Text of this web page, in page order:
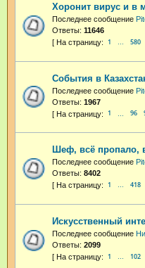
Хоронит вирус и в
Последнее сообщение
Ответы: 11646
1 … 580
События в
Последнее сообщение
Ответы: 1967
1 96
Шеф, всё пропало,
Последнее сообщение
Ответы: 8402
1 … 418
Искусственный
Последнее сообщение
Ответы: 2099
1 102